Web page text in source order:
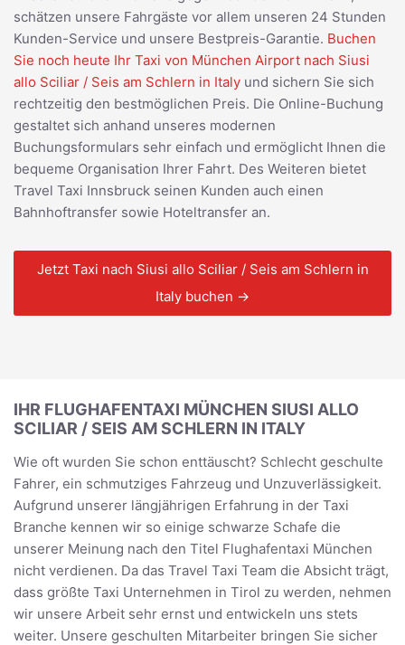
schätzen unsere Fahrgäste vor allem unseren 24 Stunden
Kunden-Service und unsere Bestpreis-Garantie. Buchen
Sie noch heute Ihr Taxi von München Airport nach Siusi
allo Sciliar / Seis am Schlern in Italy und sichern Sie sich
rechtzeitig den bestmöglichen Preis. Die Online-Buchung
gestaltet sich anhand unseres modernen
Buchungsformulars sehr einfach und ermöglicht Ihnen die
bequeme Organisation Ihrer Fahrt. Des Weiteren bietet
Travel Taxi Innsbruck seinen Kunden auch einen
Bahnhoftransfer sowie Hoteltransfer an.
Jetzt Taxi nach Siusi allo Sciliar / Seis am Schlern in
Italy buchen →
IHR FLUGHAFENTAXI MÜNCHEN SIUSI ALLO
SCILIAR / SEIS AM SCHLERN IN ITALY
Wie oft wurden Sie schon enttäuscht? Schlecht geschulte
Fahrer, ein schmutziges Fahrzeug und Unzuverlässigkeit.
Aufgrund unserer längjährigen Erfahrung in der Taxi
Branche kennen wir so einige schwarze Schafe die
unserer Meinung nach den Titel Flughafentaxi München
nicht verdienen. Da das Travel Taxi Team die Absicht trägt,
dass größte Taxi Unternehmen in Tirol zu werden, nehmen
wir unsere Arbeit sehr ernst und entwickeln uns stets
weiter. Unsere geschulten Mitarbeiter bringen Sie sicher